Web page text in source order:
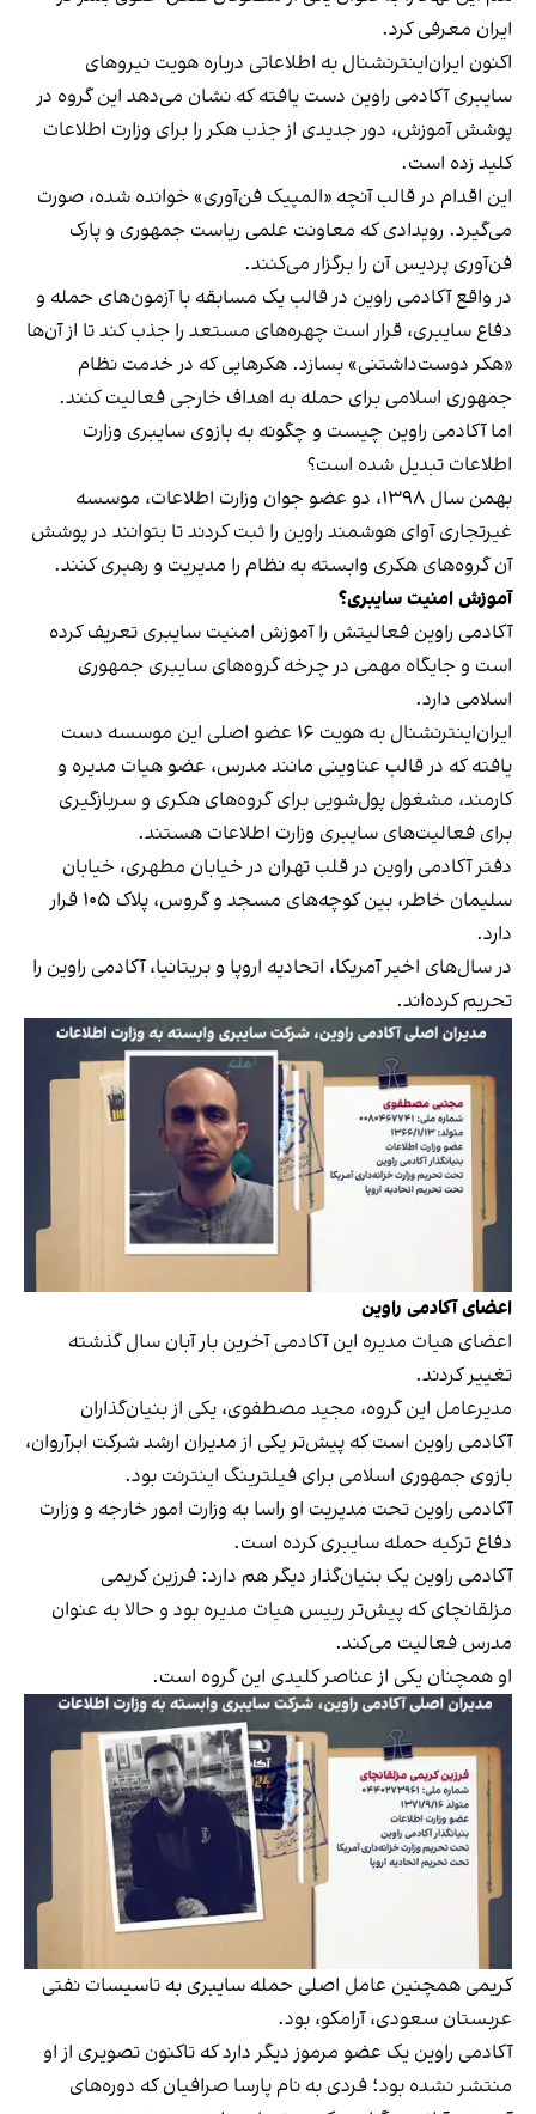
ایران معرفی کرد.
اکنون ایران‌اینترنشنال به اطلاعاتی درباره هویت نیروهای
سایبری آکادمی راوین دست یافته که نشان می‌دهد این گروه در
پوشش آموزش، دور جدیدی از جذب هکر را برای وزارت اطلاعات
کلید زده‌ است.
این اقدام در قالب آنچه «المپیک فن‌آوری» خوانده شده، صورت
می‌گیرد. رویدادی که معاونت علمی ریاست جمهوری و پارک
فن‌آوری پردیس آن را برگزار می‌کنند.
در واقع آکادمی راوین در قالب یک مسابقه با آزمون‌های حمله و
دفاع سایبری، قرار است چهره‌های مستعد را جذب کند تا از آن‌ها
«هکر دوست‌داشتنی» بسازد. هکرهایی که در خدمت نظام
جمهوری اسلامی برای حمله به اهداف خارجی فعالیت کنند.
اما آکادمی راوین چیست و چگونه به بازوی سایبری وزارت
اطلاعات تبدیل شده است؟
بهمن سال ۱۳۹۸، دو عضو جوان وزارت اطلاعات، موسسه
غیرتجاری آوای هوشمند راوین را ثبت کردند تا بتوانند در پوشش
آن گروه‌های هکری وابسته به نظام را مدیریت و رهبری کنند.
آموزش امنیت سایبری؟
آکادمی راوین فعالیتش را آموزش امنیت سایبری تعریف کرده
است و جایگاه مهمی در چرخه گروه‌های سایبری جمهوری
اسلامی دارد.
ایران‌اینترنشنال به هویت ۱۶ عضو اصلی این موسسه دست
یافته که در قالب عناوینی مانند مدرس، عضو هیات مدیره و
کارمند، مشغول پول‌شویی برای گروه‌های هکری و سربازگیری
برای فعالیت‌های سایبری وزارت اطلاعات هستند.
دفتر آکادمی راوین در قلب تهران در خیابان مطهری، خیابان
سلیمان خاطر، بین کوچه‌های مسجد و گروس، پلاک ۱۰۵ قرار
دارد.
در سال‌های اخیر آمریکا، اتحادیه اروپا و بریتانیا، آکادمی راوین را
تحریم کرده‌اند.
اعضای آکادمی راوین
اعضای هیات مدیره این آکادمی آخرین بار آبان سال گذشته
تغییر کردند.
مدیرعامل این گروه، مجید مصطفوی، یکی از بنیان‌گذاران
آکادمی راوین است که پیش‌تر یکی از مدیران ارشد شرکت ابرآروان،
بازوی جمهوری اسلامی برای فیلترینگ اینترنت بود.
آکادمی راوین تحت مدیریت او راسا به وزارت امور خارجه و وزارت
دفاع ترکیه حمله سایبری کرده است.
آکادمی راوین یک بنیان‌گذار دیگر هم دارد: فرزین کریمی
مزلقانچای که پیش‌تر رییس هیات مدیره بود و حالا به عنوان
مدرس فعالیت می‌کند.
او همچنان یکی از عناصر کلیدی این گروه است.
کریمی همچنین عامل اصلی حمله سایبری به تاسیسات نفتی
عربستان سعودی، آرامکو، بود.
آکادمی راوین یک عضو مرموز دیگر دارد که تاکنون تصویری از او
منتشر نشده بود؛ فردی به نام پارسا صرافیان که دوره‌های